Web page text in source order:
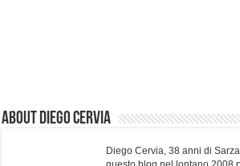
About Diego Cervia
Diego Cervia, 38 anni di